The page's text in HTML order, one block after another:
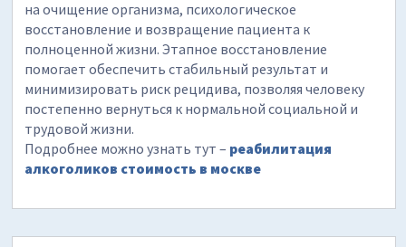
на очищение организма, психологическое
восстановление и возвращение пациента к
полноценной жизни. Этапное восстановление
помогает обеспечить стабильный результат и
минимизировать риск рецидива, позволяя человеку
постепенно вернуться к нормальной социальной и
трудовой жизни.
Подробнее можно узнать тут – реабилитация
алкоголиков стоимость в москве